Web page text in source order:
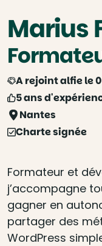
Marius
A rejoint alfie le
5 ans
Nantes
Charte signée
Formateur et
j’accompagne
gagner en
partager des
WordPress